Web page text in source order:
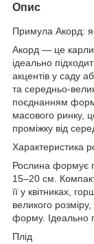
Опис
Примула Акорд:
Акорд — це
ідеально
акцентів у саду
та середньо-
поєднанням
масового ринку,
проміжку від
Характеристика
Рослина формує
15–20 см.
її у квітниках,
великого
форму. Ідеально
Плід